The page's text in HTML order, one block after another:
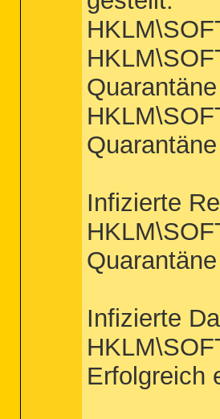
Infizierte
Infizierte
Erfolgreich